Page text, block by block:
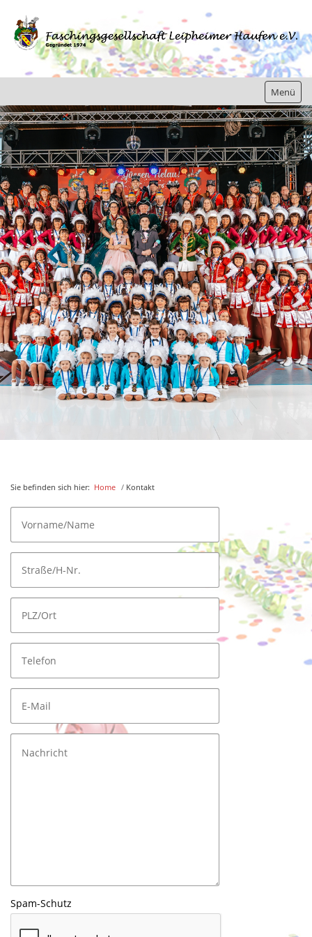
Menü
Home
Gesellschaft
Jugend
Bilder/Berichte
Aktuelles
Kontakt
Links
Downloads
Datenschutz
Sie befinden sich hier: Home / Kontakt
Spam-Schutz